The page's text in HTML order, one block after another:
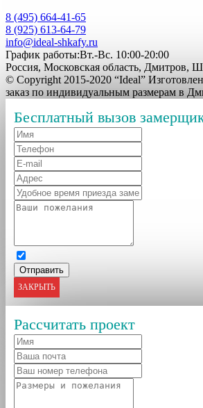
8 (495) 664-41-65
8 (925) 613-64-79
info@ideal-shkafy.ru
График работы:Вт.-Вс. 10:00-20:00
Россия, Московская область, Дмитров,
© Copyright 2015-2020 “Ideal”
заказ по индивидуальным размерам в
Бесплатный вызов
ЗАКРЫТЬ
Рассчитать проект